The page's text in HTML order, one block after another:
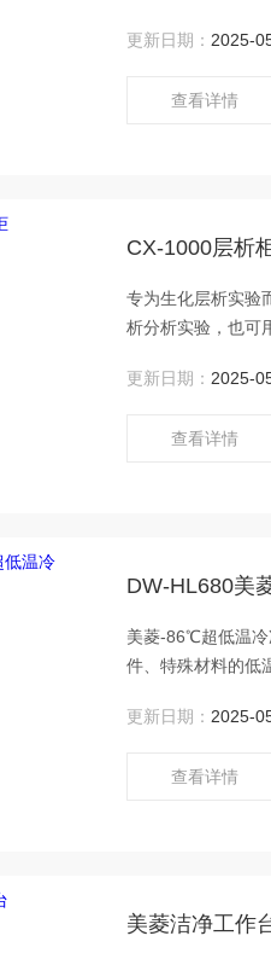
更新日期： 2025-
查看详情
CX-1000层析
专为生化层析实验
析分析实验，也可
更新日期： 2025-
查看详情
DW-HL680美
美菱-86℃超低温冷
件、特殊材料的低
箱内温度在-80℃
更新日期： 2025-
查看详情
美菱洁净工作